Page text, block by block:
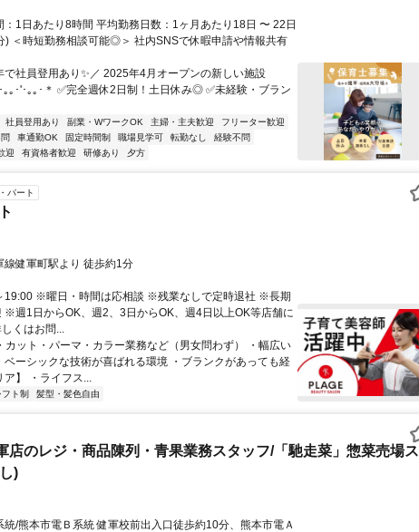
1日あたり8時間 平均勤務日数：1ヶ月あたり18日 〜 22日
) ＜時短勤務相談可能◎＞ 社内SNSで休暇申請や情報共有
で社員登用あり✨／ 2025年4月オープンの新しい施設
'･｡｡･'･｡｡･＊ ✅完全週休2日制！土日休み◎ ✅未経験・ブラン
社員登用あり 副業・WワークOK 主婦・主夫歓迎
フリーター歓迎
車通勤OK 固定時間制 職場見学可 転勤なし
経験不問
迎 有資格者歓迎 研修あり 夕方
パート
線健軍町駅より 徒歩約1分
19:00 ※曜日・時間は応相談 ※残業なしで定時退社 ※長期
※週1日からOK、週2、3日からOK、週4日以上OK等店舗に
くはお問...
カット・パーマ・カラー業務など（男女問わず） ・幅広い
ベーシックな技術が喜ばれる環境 ・ブランクがあっても経
ア】 ・ライフス...
フト制 髪型・髪色自由
のレジ・商品陳列・青果業務スタッフ/「馳走菜」惣菜売場ス
)
統/熊本市電Ｂ系統 健軍校前出入口徒歩約10分、熊本市電Ａ